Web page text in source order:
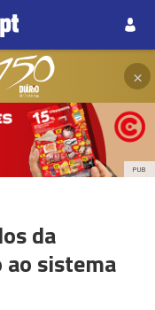
×
PUB
da
ao sistema